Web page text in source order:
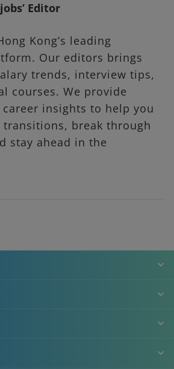
Editor
Kong’s leading
Our editors brings
trends, interview tips,
courses. We provide
insights to help you
transitions, break through
stay ahead in the